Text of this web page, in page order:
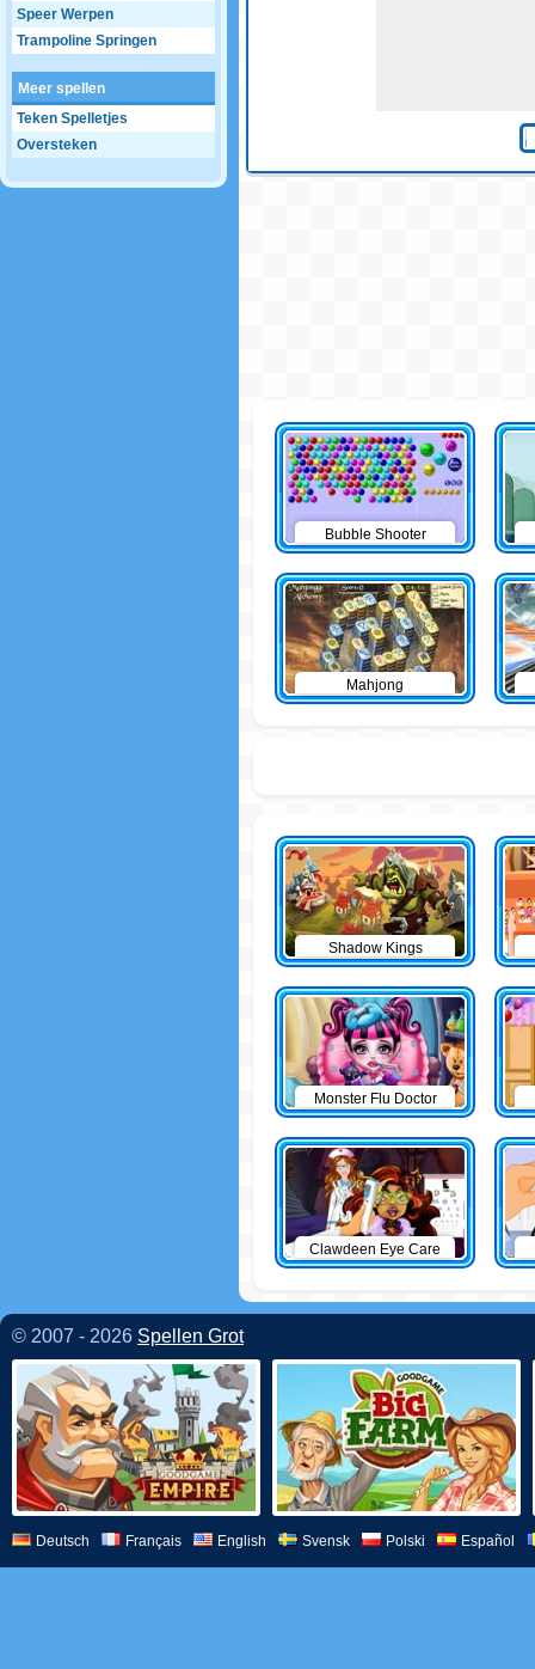
Speer Werpen
Trampoline Springen
Meer spellen
Teken Spelletjes
Oversteken
Bubble Shooter
Mahjong
Shadow Kings
Monster Flu Doctor
Clawdeen Eye Care
© 2007 - 2026 Spellen Grot
Deutsch Français English Svensk Polski Español